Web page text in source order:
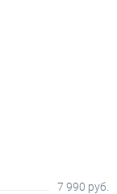
7 990 руб.